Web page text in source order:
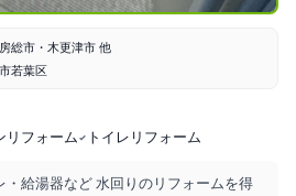
総市・木更津市 他
若葉区
リフォーム トイレリフォーム
給湯器など 水回りのリフォームを得